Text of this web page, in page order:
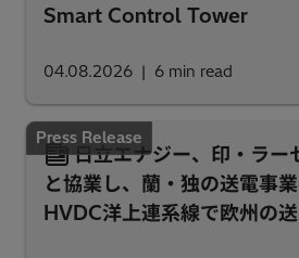
Smart Control Tower
04.08.2026 6 min read
Press Release
日立エナジー、印・ラー
と協業し、蘭・独の送電事
HVDC洋上連系線で欧州の